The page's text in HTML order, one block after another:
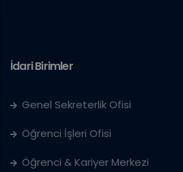
İdari Birimler
Genel Sekreterlik Ofisi
Öğrenci İşleri Ofisi
Öğrenci & Kariyer Merkezi